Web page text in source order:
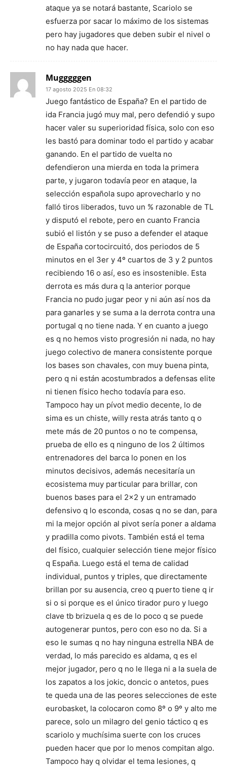
ataque ya se notará bastante, Scariolo se
esfuerza por sacar lo máximo de los sistemas
pero hay jugadores que deben subir el nivel o
no hay nada que hacer.
Mugggggen
17 agosto 2025 En 08:32
Juego fantástico de España? En el partido de
ida Francia jugó muy mal, pero defendió y supo
hacer valer su superioridad física, solo con eso
les bastó para dominar todo el partido y acabar
ganando. En el partido de vuelta no
defendieron una mierda en toda la primera
parte, y jugaron todavía peor en ataque, la
selección española supo aprovecharlo y no
falló tiros liberados, tuvo un % razonable de TL
y disputó el rebote, pero en cuanto Francia
subió el listón y se puso a defender el ataque
de España cortocircuitó, dos periodos de 5
minutos en el 3er y 4º cuartos de 3 y 2 puntos
recibiendo 16 o así, eso es insostenible. Esta
derrota es más dura q la anterior porque
Francia no pudo jugar peor y ni aún así nos da
para ganarles y se suma a la derrota contra una
portugal q no tiene nada. Y en cuanto a juego
es q no hemos visto progresión ni nada, no hay
juego colectivo de manera consistente porque
los bases son chavales, con muy buena pinta,
pero q ni están acostumbrados a defensas elite
ni tienen físico hecho todavía para eso.
Tampoco hay un pívot medio decente, lo de
sima es un chiste, willy resta atrás tanto q o
mete más de 20 puntos o no te compensa,
prueba de ello es q ninguno de los 2 últimos
entrenadores del barca lo ponen en los
minutos decisivos, además necesitaría un
ecosistema muy particular para brillar, con
buenos bases para el 2×2 y un entramado
defensivo q lo esconda, cosas q no se dan, para
mi la mejor opción al pivot sería poner a aldama
y pradilla como pivots. También está el tema
del físico, cualquier selección tiene mejor físico
q España. Luego está el tema de calidad
individual, puntos y triples, que directamente
brillan por su ausencia, creo q puerto tiene q ir
si o si porque es el único tirador puro y luego
clave tb brizuela q es de lo poco q se puede
autogenerar puntos, pero con eso no da. Si a
eso le sumas q no hay ninguna estrella NBA de
verdad, lo más parecido es aldama, q es el
mejor jugador, pero q no le llega ni a la suela de
los zapatos a los jokic, doncic o antetos, pues
te queda una de las peores selecciones de este
eurobasket, la colocaron como 8º o 9º y alto me
parece, solo un milagro del genio táctico q es
scariolo y muchísima suerte con los cruces
pueden hacer que por lo menos compitan algo.
Tampoco hay q olvidar el tema lesiones, q